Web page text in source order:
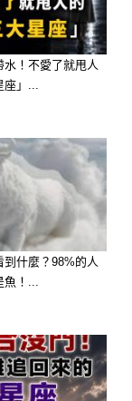
路就
元神早就
黏人、只
完美契
亮點」的
可能充滿
就開」。
水！不愛了就甩人
座」...
到什麼？98%的人
！...